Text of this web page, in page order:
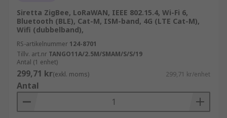
Siretta ZigBee, LoRaWAN, IEEE 802.15.4, Wi-Fi 6,
Bluetooth (BLE), Cat-M, ISM-band, 4G (LTE Cat-M),
Wifi (dubbelband),
RS-artikelnummer 124-8701
Tillv. art.nr TANGO11A/2.5M/SMAM/S/S/19
Antal (1 enhet)
299,71 kr(exkl. moms) 299,71 kr/enhet
Antal